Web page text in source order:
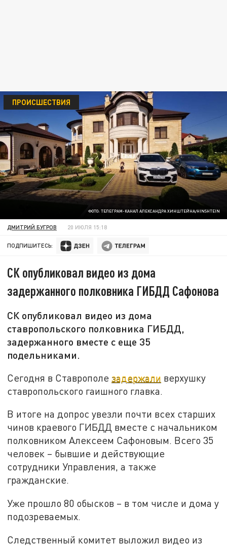
ФОТО: ТЕЛЕГРАМ-КАНАЛ АЛЕКСАНДРА ХИНШТЕЙНА/HINSHTEIN
ПРОИСШЕСТВИЯ
ДМИТРИЙ БУГРОВ 20 ИЮЛЯ 15:18
ПОДПИШИТЕСЬ:
СК опубликовал видео из дома
задержанного полковника ГИБДД Сафонова
СК опубликовал видео из дома
ставропольского полковника ГИБДД,
задержанного вместе с еще 35
подельниками.
Сегодня в Ставрополезадержали верхушку
ставропольского гаишного главка.
В итоге на допрос увезли почти всех старших
чинов краевого ГИБДД вместе с начальником
полковником Алексеем Сафоновым. Всего 35
человек – бывшие и действующие
сотрудники Управления, а также
гражданские.
Уже прошло 80 обысков – в том числе и дома у
подозреваемых.
Следственный комитет выложил видео из